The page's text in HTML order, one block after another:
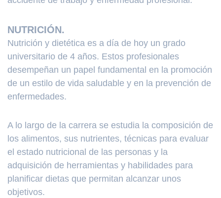
NUTRICIÓN.
Nutrición y dietética es a día de hoy un grado
universitario de 4 años. Estos profesionales
desempeñan un papel fundamental en la promoción
de un estilo de vida saludable y en la prevención de
enfermedades.
A lo largo de la carrera se estudia la composición de
los alimentos, sus nutrientes, técnicas para evaluar
el estado nutricional de las personas y la
adquisición de herramientas y habilidades para
planificar dietas que permitan alcanzar unos
objetivos.